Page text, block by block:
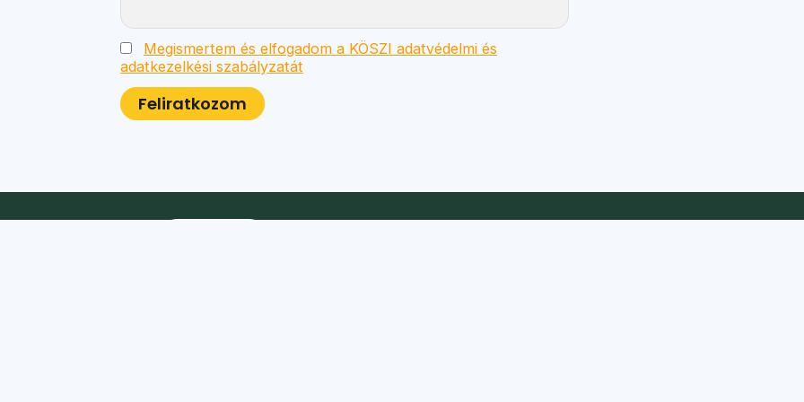
Megismertem és elfogadom a KÖSZI adatvédelmi és
adatkezelkési szabályzatát
Gyors linkek